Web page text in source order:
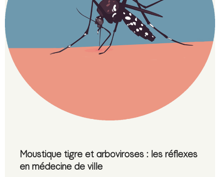
Moustique tigre et arboviroses : les réflexes
en médecine de ville